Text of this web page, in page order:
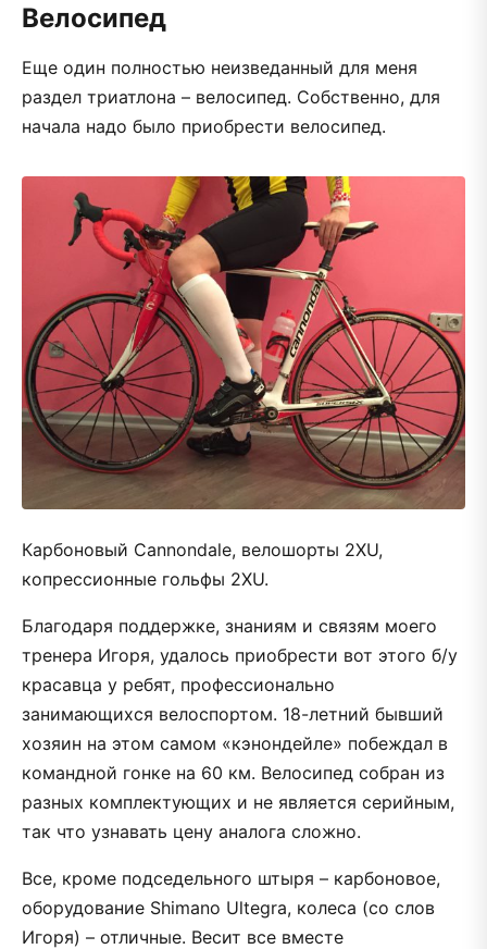
Велосипед
Еще один полностью неизведанный для меня
раздел триатлона – велосипед. Собственно, для
начала надо было приобрести велосипед.
Карбоновый Cannondale, велошорты 2XU,
копрессионные гольфы 2XU.
Благодаря поддержке, знаниям и связям моего
тренера Игоря, удалось приобрести вот этого б/у
красавца у ребят, профессионально
занимающихся велоспортом. 18-летний бывший
хозяин на этом самом «кэнондейле» побеждал в
командной гонке на 60 км. Велосипед собран из
разных комплектующих и не является серийным,
так что узнавать цену аналога сложно.
Все, кроме подседельного штыря – карбоновое,
оборудование Shimano Ultegra, колеса (со слов
Игоря) – отличные. Весит все вместе